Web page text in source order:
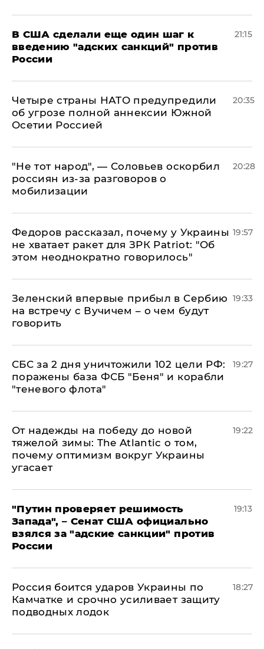
В США сделали еще один шаг к
введению "адских санкций" против
России
21:15
Четыре страны НАТО предупредили
об угрозе полной аннексии Южной
Осетии Россией
20:35
​"Не тот народ", — Соловьев оскорбил
россиян из-за разговоров о
мобилизации
20:28
Федоров рассказал, почему у Украины
не хватает ракет для ЗРК Patriot: "Об
этом неоднократно говорилось"
19:57
Зеленский впервые прибыл в Сербию
на встречу с Вучичем – о чем будут
говорить
19:33
СБС за 2 дня уничтожили 102 цели РФ:
поражены база ФСБ "Беня" и корабли
"теневого флота"
19:27
От надежды на победу до новой
тяжелой зимы: The Atlantic о том,
почему оптимизм вокруг Украины
угасает
19:22
"Путин проверяет решимость
Запада", – Сенат США официально
взялся за "адские санкции" против
России
19:13
Россия боится ударов Украины по
Камчатке и срочно усиливает защиту
подводных лодок
18:27